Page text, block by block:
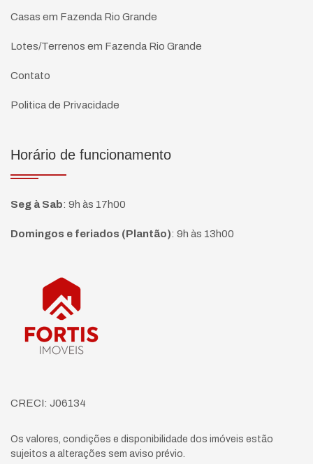
Casas em Fazenda Rio Grande
Lotes/Terrenos em Fazenda Rio Grande
Contato
Politica de Privacidade
Horário de funcionamento
Seg à Sab: 9h às 17h00
Domingos e feriados (Plantão): 9h às 13h00
Página inicial
CRECI: J06134
Os valores, condições e disponibilidade dos imóveis estão
sujeitos a alterações sem aviso prévio.